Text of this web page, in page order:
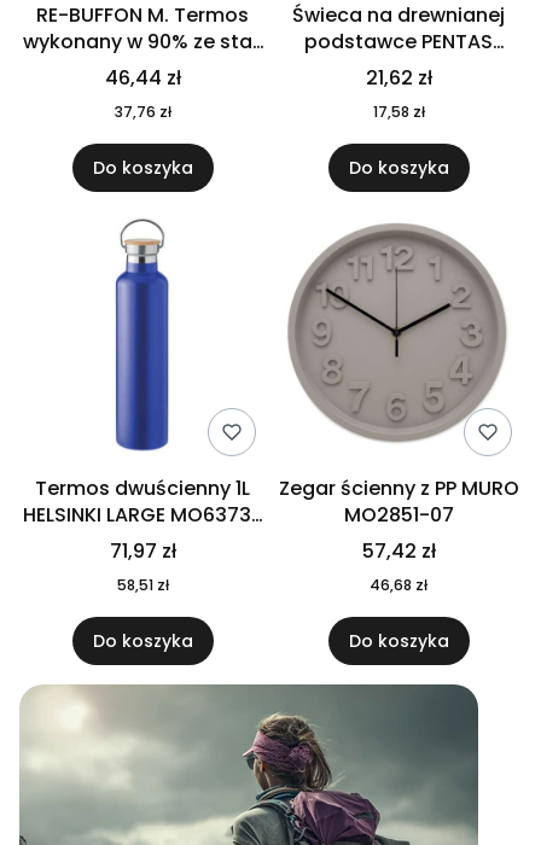
RE-BUFFON M. Termos
wykonany w 90% ze stali
nierdzewnej
pochodzącej z
recyklingu 520 ml 94294
46,44 zł
37,76 zł
Do koszyka
Świeca na drewnianej
podstawce PENTAS
MO6282-40
21,62 zł
17,58 zł
Do koszyka
Termos dwuścienny 1L
HELSINKI LARGE MO6373-
04
71,97 zł
58,51 zł
Do koszyka
Zegar ścienny z PP MURO
MO2851-07
57,42 zł
46,68 zł
Do koszyka